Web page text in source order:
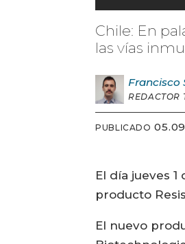
Chile: En
las vías
Francisco
REDACTOR
PUBLICADO
El día jueves
producto
El nuevo